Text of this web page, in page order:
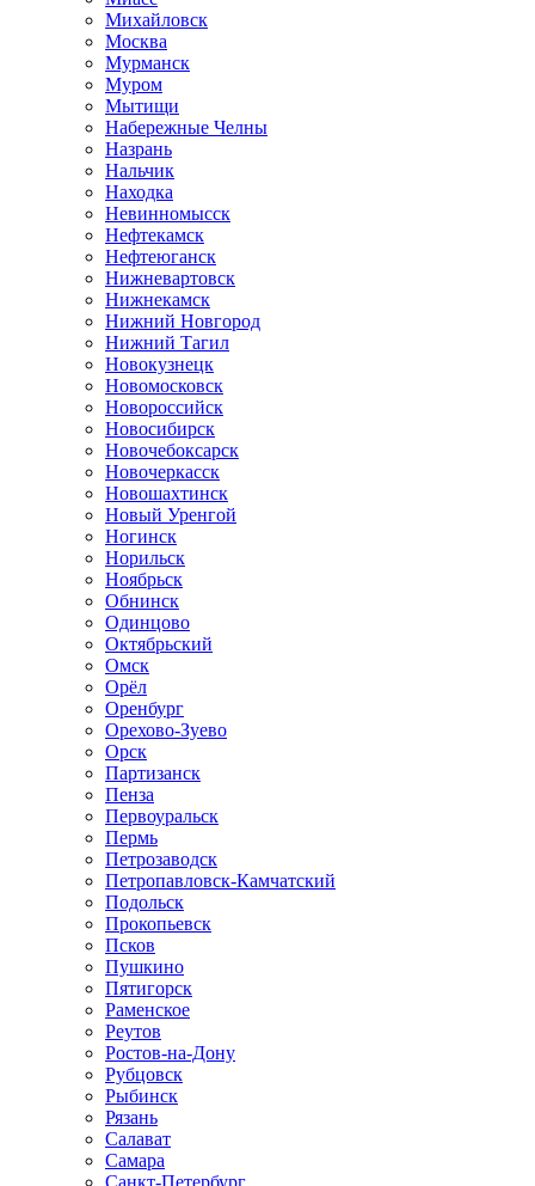
Михайловск
Москва
Мурманск
Муром
Мытищи
Набережные Челны
Назрань
Нальчик
Находка
Невинномысск
Нефтекамск
Нефтеюганск
Нижневартовск
Нижнекамск
Нижний Новгород
Нижний Тагил
Новокузнецк
Новомосковск
Новороссийск
Новосибирск
Новочебоксарск
Новочеркасск
Новошахтинск
Новый Уренгой
Ногинск
Норильск
Ноябрьск
Обнинск
Одинцово
Октябрьский
Омск
Орёл
Оренбург
Орехово-Зуево
Орск
Партизанск
Пенза
Первоуральск
Пермь
Петрозаводск
Петропавловск-Камчатский
Подольск
Прокопьевск
Псков
Пушкино
Пятигорск
Раменское
Реутов
Ростов-на-Дону
Рубцовск
Рыбинск
Рязань
Салават
Самара
Санкт-Петербург